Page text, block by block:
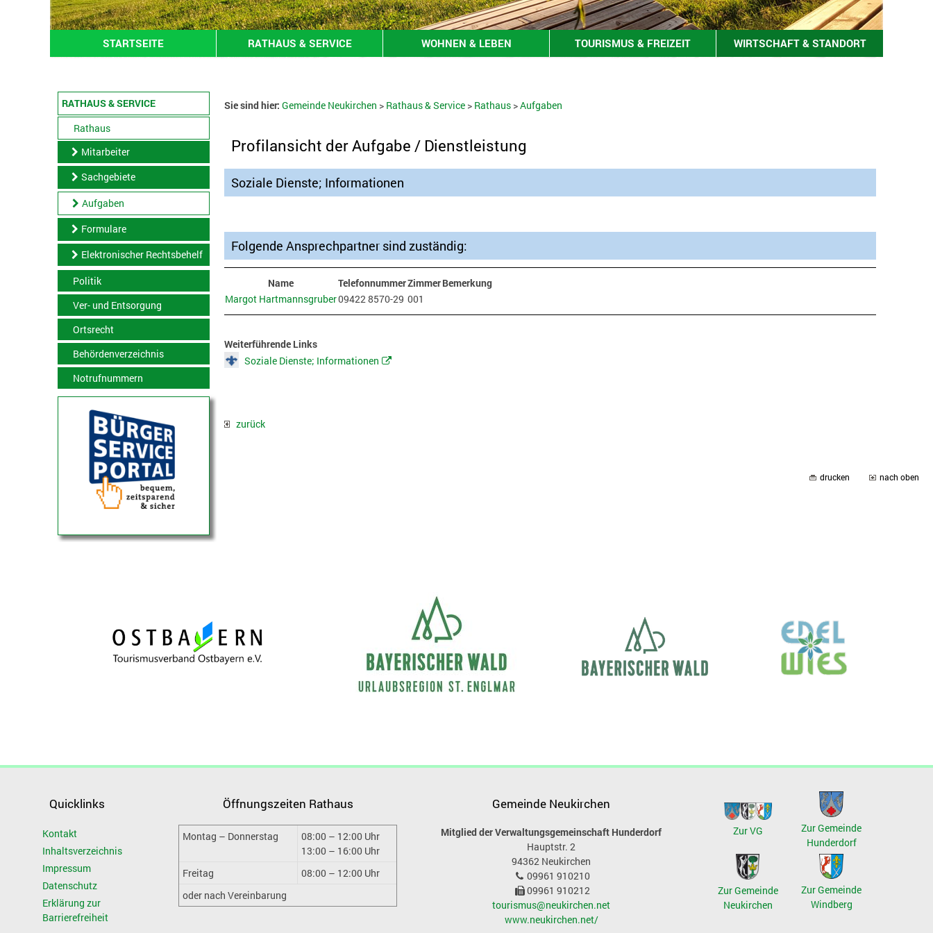
STARTSEITE RATHAUS & SERVICE WOHNEN & LEBEN TOURISMUS & FREIZEIT WIRTSCHAFT & STANDORT
RATHAUS & SERVICE
Rathaus
Mitarbeiter
Sachgebiete
Aufgaben
Formulare
Elektronischer Rechtsbehelf
Politik
Ver- und Entsorgung
Ortsrecht
Behördenverzeichnis
Notrufnummern
Sie sind hier: Gemeinde Neukirchen > Rathaus & Service> Rathaus>Aufgaben
Profilansicht der Aufgabe / Dienstleistung
Soziale Dienste; Informationen
Folgende Ansprechpartner sind zuständig:
Name TelefonnummerZimmerBemerkung
Margot Hartmannsgruber09422 8570-29 001
Weiterführende Links
Soziale Dienste; Informationen
zurück
drucken nach oben
Quicklinks
Kontakt
Inhaltsverzeichnis
Impressum
Datenschutz
Erklärung zur
Barrierefreiheit
Öffnungszeiten Rathaus
Montag – Donnerstag
08:00 – 12:00 Uhr
13:00 – 16:00 Uhr
Freitag
08:00 – 12:00 Uhr
oder nach Vereinbarung
Gemeinde Neukirchen
Mitglied der Verwaltungsgemeinschaft Hunderdorf
Hauptstr. 2
94362 Neukirchen
09961 910210
09961 910212
tourismus@neukirchen.net
www.neukirchen.net/
Zur VG
Zur Gemeinde
Hunderdorf
Zur Gemeinde
Neukirchen
Zur Gemeinde
Windberg